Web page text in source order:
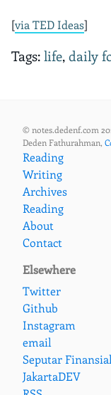
[via TED Ideas]
Tags:life,daily
© notes.dedenf.com
Deden Fathurahman,
Reading
Writing
Archives
Reading
About
Contact
Elsewhere
Twitter
Github
Instagram
email
Seputar Finansial
JakartaDEV